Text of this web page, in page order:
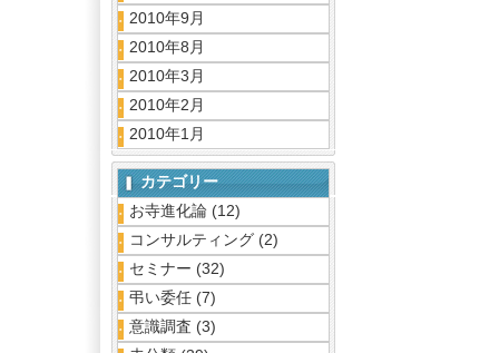
2010年9月
2010年8月
2010年3月
2010年2月
2010年1月
カテゴリー
お寺進化論 (12)
コンサルティング (2)
セミナー (32)
弔い委任 (7)
意識調査 (3)